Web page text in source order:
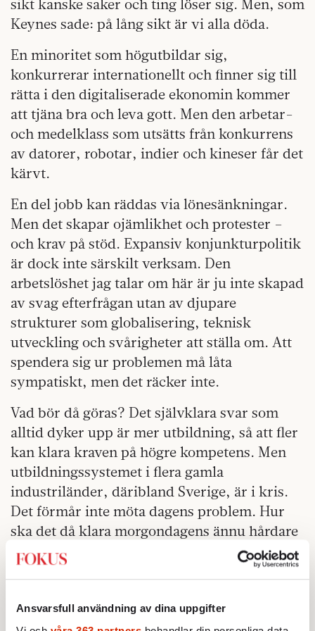
Ansvarsfull användning av dina uppgifter
sikt kanske saker och ting löser sig. Men, som
Keynes sade: på lång sikt är vi alla döda.
En minoritet som högutbildar sig,
konkurrerar internationellt och finner sig till
rätta i den digitaliserade ekonomin kommer
att tjäna bra och leva gott. Men den arbetar-
och medelklass som utsätts från konkurrens
av datorer, robotar, indier och kineser får det
kärvt.
En del jobb kan räddas via lönesänkningar.
Men det skapar ojämlikhet och protester –
och krav på stöd. Expansiv konjunkturpolitik
är dock inte särskilt verksam. Den
arbetslöshet jag talar om här är ju inte skapad
av svag efterfrågan utan av djupare
strukturer som globalisering, teknisk
utveckling och svårigheter att ställa om. Att
spendera sig ur problemen må låta
sympatiskt, men det räcker inte.
Vad bör då göras? Det självklara svar som
alltid dyker upp är mer utbildning, så att fler
kan klara kraven på högre kompetens. Men
utbildningssystemet i flera gamla
industriländer, däribland Sverige, är i kris.
Det förmår inte möta dagens problem. Hur
ska det då klara morgondagens ännu hårdare
utmaningar?
Det som krävs är inte »mer« utbildning utan
oerhört mycket bättre utbildning, ett enormt
kompetenslyft, snabbare omställning i